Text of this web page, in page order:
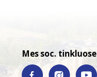
Mes soc. tinkluose